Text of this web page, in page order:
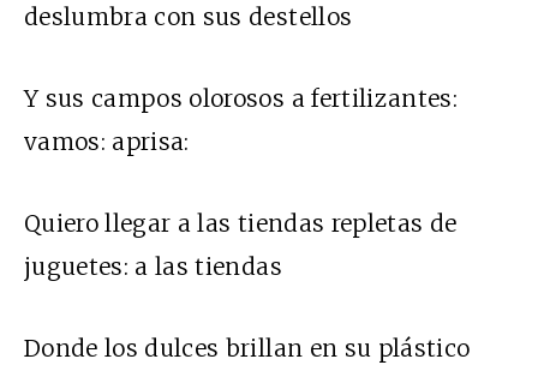
deslumbra con sus destellos
Y sus campos olorosos a fertilizantes:
vamos: aprisa:
Quiero llegar a las tiendas repletas de
juguetes: a las tiendas
Donde los dulces brillan en su plástico